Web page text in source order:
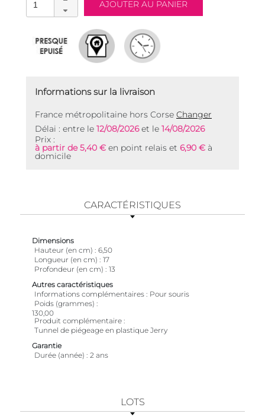
Informations sur la livraison
France métropolitaine hors Corse Changer
Délai : entre le 12/08/2026et le 14/08/2026
Prix :
à partir de 5,40 € en point relais et 6,90 € à
domicile
CARACTÉRISTIQUES
Dimensions
Hauteur (en cm)
6,50
Longueur (en cm)
17
Profondeur (en cm)
13
Autres caractéristiques
Informations complémentaires
Pour souris
Poids (grammes)
130,00
Produit complémentaire
Tunnel de piégeage en plastique Jerry
Garantie
Durée (année)
2 ans
LOTS